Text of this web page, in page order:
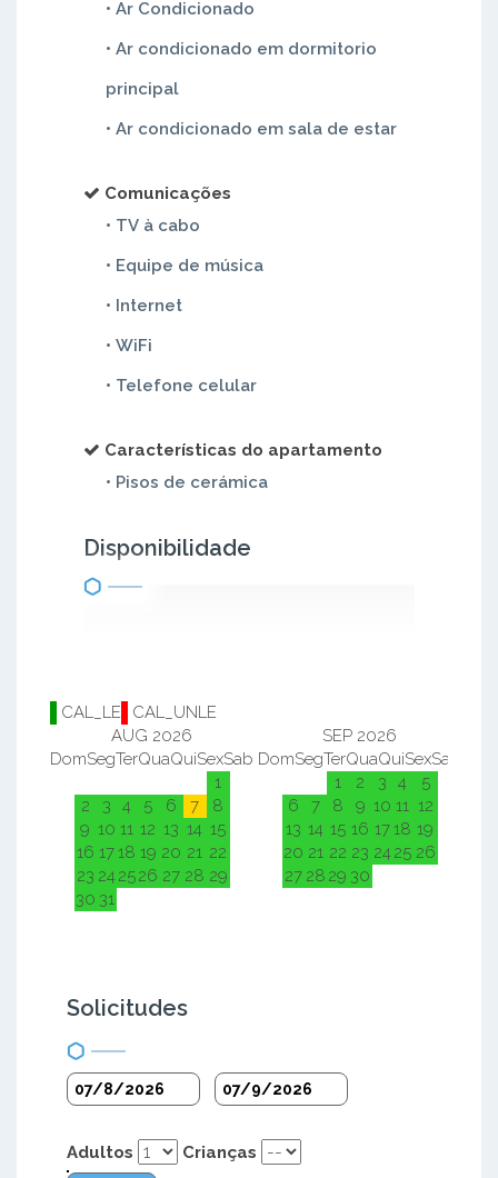
• Ar Condicionado
• Ar condicionado em dormitorio
principal
• Ar condicionado em sala de estar
Comunicações
• TV à cabo
• Equipe de música
• Internet
• WiFi
• Telefone celular
Características do apartamento
• Pisos de cerámica
Disponibilidade
CAL_LE
CAL_UNLE
AUG 2026
DomSegTerQuaQuiSexSab
1
2
3 4 5 6 7
8
9 10 11 12 13 14 15
16 1718 19 20 21 22
23 24 2526 27 28 29
30 31
SEP 2026
DomSegTerQuaQuiSexSab
1
2 3 4
5
6
7 8 9 10 11 12
13 14 15 16 1718 19
20 21 22 23 24 25 26
27 28 29 30
Solicitudes
Adultos
Crianças